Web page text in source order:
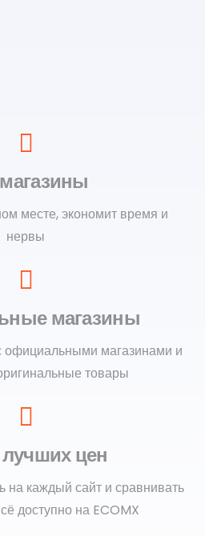
месте, экономит время и
нервы
магазины
официальными магазинами и
товары
цен
на каждый сайт и сравнивать
доступно на ECOMX